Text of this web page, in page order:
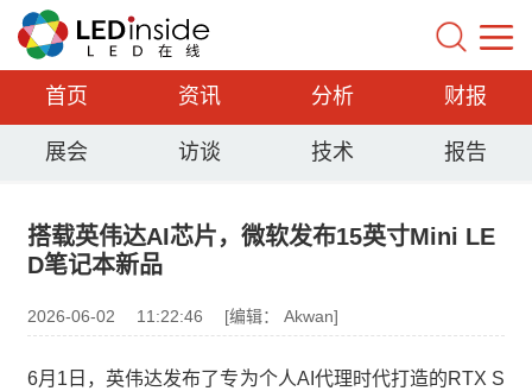
首页 资讯 分析 财报
展会 访谈 技术 报告
搭载英伟达AI芯片，微软发布15英寸Mini LE
D笔记本新品
2026-06-02 11:22:46 [编辑： Akwan]
6月1日，英伟达发布了专为个人AI代理时代打造的RTX S